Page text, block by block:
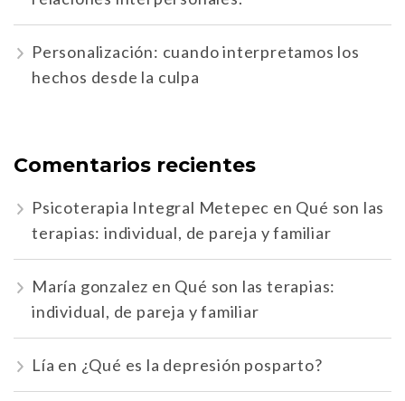
Personalización: cuando interpretamos los
hechos desde la culpa
Comentarios recientes
Psicoterapia Integral Metepec en Qué son las
terapias: individual, de pareja y familiar
María gonzalez en Qué son las terapias:
individual, de pareja y familiar
Lía en ¿Qué es la depresión posparto?